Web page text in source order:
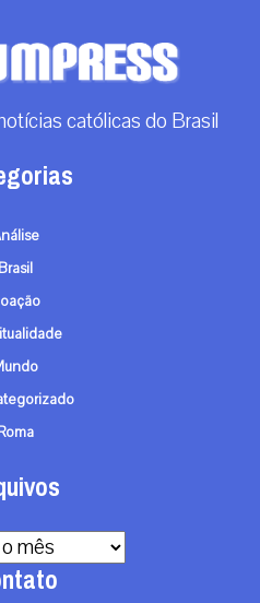
católicas do Brasil
Brasil